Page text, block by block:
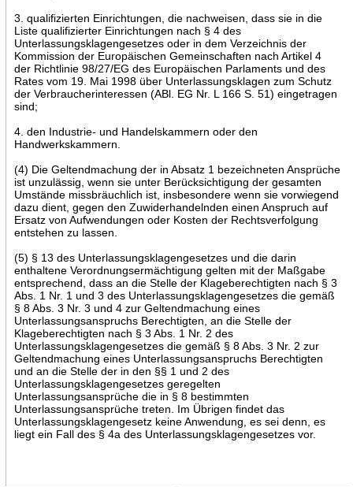
3. qualifizierten Einrichtungen, die nachweisen, dass sie in die
Liste qualifizierter Einrichtungen nach § 4 des
Unterlassungsklagengesetzes oder in dem Verzeichnis der
Kommission der Europäischen Gemeinschaften nach Artikel 4
der Richtlinie 98/27/EG des Europäischen Parlaments und des
Rates vom 19. Mai 1998 über Unterlassungsklagen zum Schutz
der Verbraucherinteressen (ABl. EG Nr. L 166 S. 51) eingetragen
sind;
4. den Industrie- und Handelskammern oder den
Handwerkskammern.
(4) Die Geltendmachung der in Absatz 1 bezeichneten Ansprüche
ist unzulässig, wenn sie unter Berücksichtigung der gesamten
Umstände missbräuchlich ist, insbesondere wenn sie vorwiegend
dazu dient, gegen den Zuwiderhandelnden einen Anspruch auf
Ersatz von Aufwendungen oder Kosten der Rechtsverfolgung
entstehen zu lassen.
(5) § 13 des Unterlassungsklagengesetzes und die darin
enthaltene Verordnungsermächtigung gelten mit der Maßgabe
entsprechend, dass an die Stelle der Klageberechtigten nach § 3
Abs. 1 Nr. 1 und 3 des Unterlassungsklagengesetzes die gemäß
§ 8 Abs. 3 Nr. 3 und 4 zur Geltendmachung eines
Unterlassungsanspruchs Berechtigten, an die Stelle der
Klageberechtigten nach § 3 Abs. 1 Nr. 2 des
Unterlassungsklagengesetzes die gemäß § 8 Abs. 3 Nr. 2 zur
Geltendmachung eines Unterlassungsanspruchs Berechtigten
und an die Stelle der in den §§ 1 und 2 des
Unterlassungsklagengesetzes geregelten
Unterlassungsansprüche die in § 8 bestimmten
Unterlassungsansprüche treten. Im Übrigen findet das
Unterlassungsklagengesetz keine Anwendung, es sei denn, es
liegt ein Fall des § 4a des Unterlassungsklagengesetzes vor.